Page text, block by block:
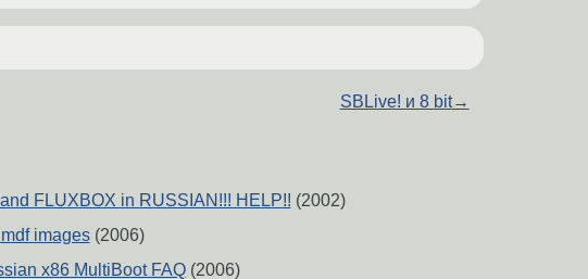
SBLive! и 8 bit→
FLUXBOX in RUSSIAN!!! HELP!! (2002)
images(2006)
x86 MultiBoot FAQ(2006)